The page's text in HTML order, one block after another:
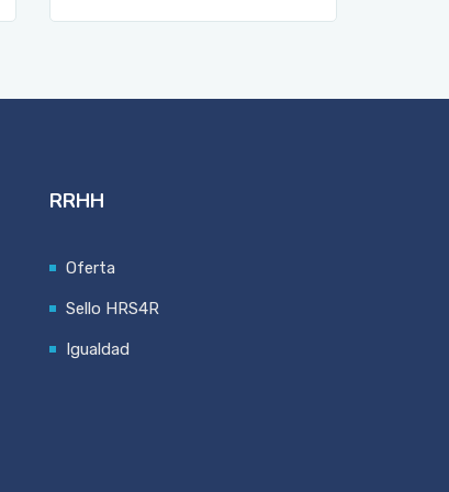
RRHH
Oferta
Sello HRS4R
Igualdad